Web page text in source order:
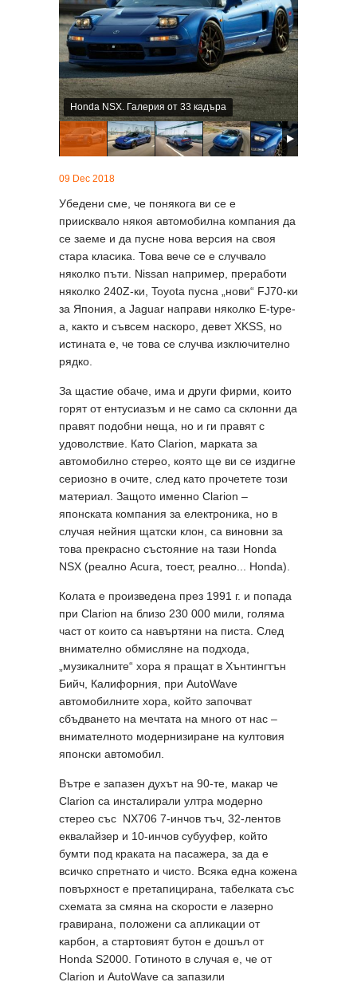
Honda NSX. Галерия от 33 кадъра
09 Dec 2018
Убедени сме, че понякога ви се е
приисквало някоя автомобилна компания да
се заеме и да пусне нова версия на своя
стара класика. Това вече се е случвало
няколко пъти. Nissan например, преработи
няколко 240Z-ки, Toyota пусна „нови“ FJ70-ки
за Япония, а Jaguar направи няколко Е-type-
a, както и съвсем наскоро, девет XKSS, но
истината е, че това се случва изключително
рядко.
За щастие обаче, има и други фирми, които
горят от ентусиазъм и не само са склонни да
правят подобни неща, но и ги правят с
удоволствие. Като Clarion, марката за
автомобилно стерео, която ще ви се издигне
сериозно в очите, след като прочетете този
материал. Защото именно Clarion –
японската компания за електроника, но в
случая нейния щатски клон, са виновни за
това прекрасно състояние на тази Honda
NSX (реално Acura, тоест, реално... Honda).
Колата е произведена през 1991 г. и попада
при Clarion на близо 230 000 мили, голяма
част от които са навъртяни на писта. След
внимателно обмисляне на подхода,
„музикалните“ хора я пращат в Хънтингтън
Бийч, Калифорния, при AutoWave
автомобилните хора, който започват
сбъдването на мечтата на много от нас –
внимателното модернизиране на култовия
японски автомобил.
Вътре е запазен духът на 90-те, макар че
Clarion са инсталирали ултра модерно
стерео със NX706 7-инчов тъч, 32-лентов
еквалайзер и 10-инчов субууфер, който
бумти под краката на пасажера, за да е
всичко спретнато и чисто. Всяка една кожена
повърхност е претапицирана, табелката със
схемата за смяна на скорости е лазерно
гравирана, положени са апликации от
карбон, а стартовият бутон е дошъл от
Honda S2000. Готиното в случая е, че от
Clarion и AutoWave са запазили